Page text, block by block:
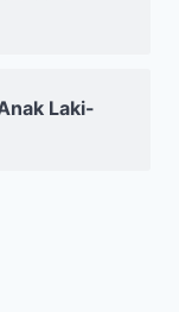
Laki-